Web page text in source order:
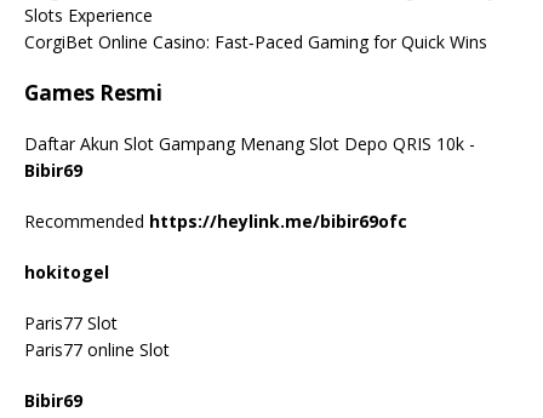
Slots Experience
CorgiBet Online Casino: Fast‑Paced Gaming for Quick Wins
Games Resmi
Daftar Akun Slot Gampang Menang Slot Depo QRIS 10k -
Bibir69
Recommended https://heylink.me/bibir69ofc
hokitogel
Paris77 Slot
Paris77 online Slot
Bibir69